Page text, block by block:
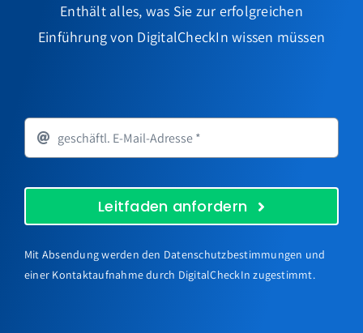
Enthält alles, was Sie zur erfolgreichen
Einführung von DigitalCheckIn wissen müssen
Leitfaden anfordern
Mit Absendung werden den Datenschutzbestimmungen und
einer Kontaktaufnahme durch DigitalCheckIn zugestimmt.